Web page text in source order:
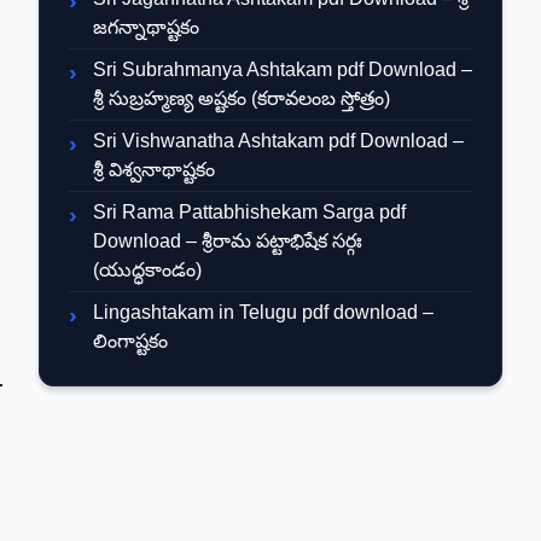
జగన్నాథాష్టకం
Sri Subrahmanya Ashtakam pdf Download –
శ్రీ సుబ్రహ్మణ్య అష్టకం (కరావలంబ స్తోత్రం)
Sri Vishwanatha Ashtakam pdf Download –
శ్రీ విశ్వనాథాష్టకం
Sri Rama Pattabhishekam Sarga pdf
Download – శ్రీరామ పట్టాభిషేక సర్గః
(యుద్ధకాండం)
Lingashtakam in Telugu pdf download –
లింగాష్టకం